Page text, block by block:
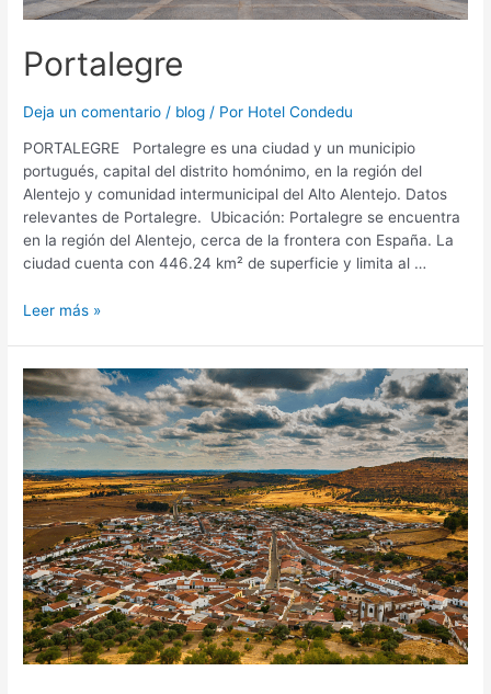
Portalegre
Deja un comentario / blog / Por Hotel Condedu
PORTALEGRE Portalegre es una ciudad y un municipio
portugués, capital del distrito homónimo, en la región del
Alentejo y comunidad intermunicipal del Alto Alentejo. Datos
relevantes de Portalegre. Ubicación: Portalegre se encuentra
en la región del Alentejo, cerca de la frontera con España. La
ciudad cuenta con 446.24 km² de superficie y limita al …
Leer más »